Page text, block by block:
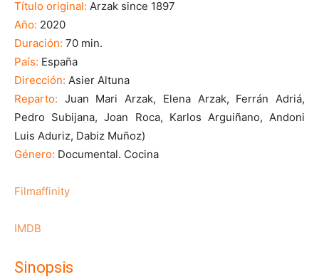
Título original: Arzak since 1897
Año: 2020
Duración: 70 min.
País: España
Dirección: Asier Altuna
Reparto: Juan Mari Arzak, Elena Arzak, Ferrán Adriá,
Pedro Subijana, Joan Roca, Karlos Arguiñano, Andoni
Luis Aduriz, Dabiz Muñoz)
Género: Documental. Cocina
Filmaffinity
IMDB
Sinopsis